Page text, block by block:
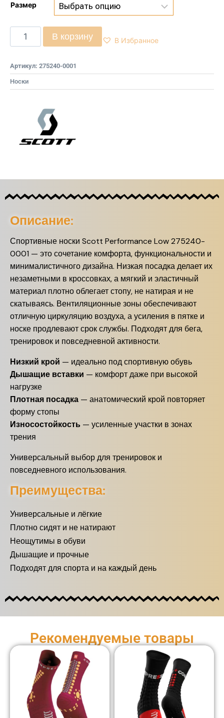
Размер
В корзину В Избранное
Артикул: 275240-0001
Носки
Описание:
Спортивные носки Scott Performance Low 275240-
0001 — это сочетание комфорта, функциональности и
минималистичного дизайна. Низкая посадка делает их
незаметными в кроссовках, а мягкий и эластичный
материал плотно облегает стопу, не натирая и не
скатываясь. Вентиляционные зоны обеспечивают
отличную циркуляцию воздуха, а усиления в пятке и
носке продлевают срок службы. Подходят для бега,
тренировок и повседневной активности.
Низкий крой — идеально под спортивную обувь
Дышащие вставки — комфорт даже при высокой
нагрузке
Плотная посадка — анатомический крой повторяет
форму стопы
Износостойкость — усиленные участки в зонах
трения
Универсальный выбор для тренировок и
повседневного использования.
Преимущества:
Универсальные и лёгкие
Плотно сидят и не натирают
Неощутимы в обуви
Дышащие и прочные
Подходят для спорта и на каждый день
Рекомендуемые товары